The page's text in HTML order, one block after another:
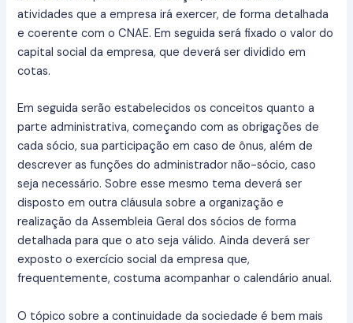
atividades que a empresa irá exercer, de forma detalhada
e coerente com o CNAE. Em seguida será fixado o valor do
capital social da empresa, que deverá ser dividido em
cotas.
Em seguida serão estabelecidos os conceitos quanto a
parte administrativa, começando com as obrigações de
cada sócio, sua participação em caso de ônus, além de
descrever as funções do administrador não-sócio, caso
seja necessário. Sobre esse mesmo tema deverá ser
disposto em outra cláusula sobre a organização e
realização da Assembleia Geral dos sócios de forma
detalhada para que o ato seja válido. Ainda deverá ser
exposto o exercício social da empresa que,
frequentemente, costuma acompanhar o calendário anual.
O tópico sobre a continuidade da sociedade é bem mais